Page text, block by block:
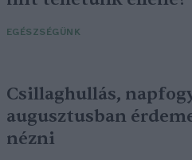
EGÉSZSÉGÜNK
Csillaghullás,
augusztusban
nézni